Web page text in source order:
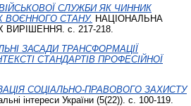
СЛУЖБИ ЯК ЧИННИК
ВОЄННОГО СТАНУ. НАЦІОНАЛЬНА
с. 217-218.
ЗАСАДИ ТРАНСФОРМАЦІЇ
СТАНДАРТІВ ПРОФЕСІЙНОЇ
СОЦІАЛЬНО-ПРАВОВОГО ЗАХИСТУ
інтереси України (5(22)). с. 100-119.